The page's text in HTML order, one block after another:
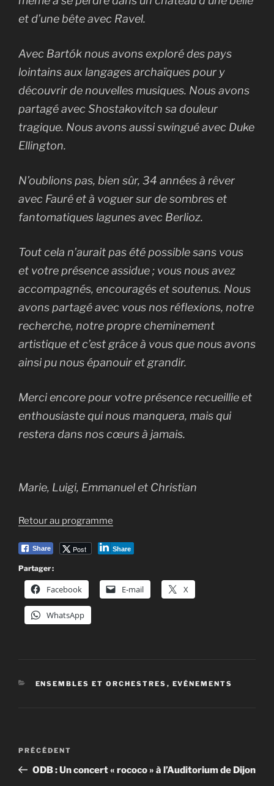
et d’une bête avec Ravel.
Avec Bartók nous avons exploré des pays
lointains aux langages archaïques pour y
découvrir de nouvelles musiques. Nous avons
partagé avec Shostakovitch sa douleur
tragique. Nous avons aussi swingué avec Duke
Ellington.
N’oublions pas, bien sûr, 34 années à rêver
avec Fauré et à voguer sur de sombres et
fantomatiques lagunes avec Berlioz.
Tout cela n’aurait pas été possible sans vous
et votre présence assidue ; vous nous avez
accompagnés, encouragés et soutenus. Nous
avons partagé avec vous nos réflexions, notre
recherche, notre propre cheminement
artistique et c’est grâce à vous que nous avons
ainsi pu nous épanouir et grandir.
Merci encore pour votre présence recueillie et
enthousiaste qui nous manquera, mais qui
restera dans nos cœurs à jamais.
Marie, Luigi, Emmanuel et Christian
Retour au programme
Share Post Share
Partager :
Facebook E-mail X
WhatsApp
CATÉGORIES
ENSEMBLES ET ORCHESTRES , EVÉNEMENTS
Navigation
l’article
Article
précédent
PRÉCÉDENT
ODB : Un concert « rococo » à l’Auditorium de Dijon